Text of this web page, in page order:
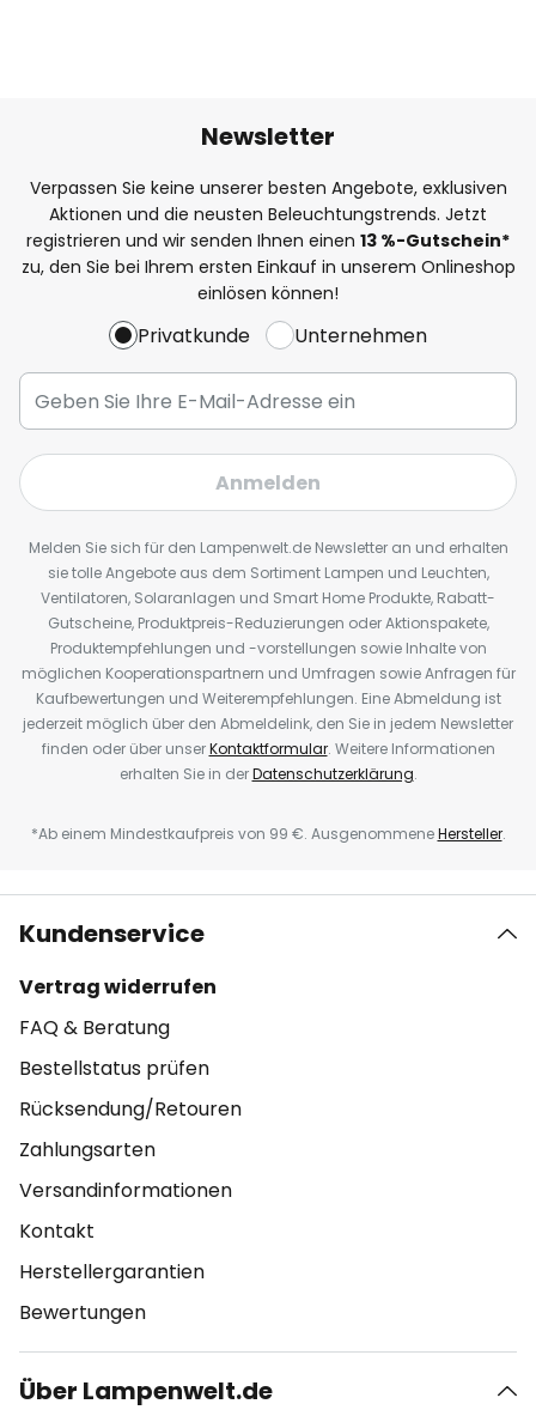
Newsletter
Verpassen Sie keine unserer besten Angebote, exklusiven
Aktionen und die neusten Beleuchtungstrends. Jetzt
registrieren und wir senden Ihnen einen 13 %-Gutschein*
zu, den Sie bei Ihrem ersten Einkauf in unserem Onlineshop
einlösen können!
Privatkunde Unternehmen
Anmelden
Melden Sie sich für den Lampenwelt.de Newsletter an und erhalten
sie tolle Angebote aus dem Sortiment Lampen und Leuchten,
Ventilatoren, Solaranlagen und Smart Home Produkte, Rabatt-
Gutscheine, Produktpreis-Reduzierungen oder Aktionspakete,
Produktempfehlungen und -vorstellungen sowie Inhalte von
möglichen Kooperationspartnern und Umfragen sowie Anfragen für
Kaufbewertungen und Weiterempfehlungen. Eine Abmeldung ist
jederzeit möglich über den Abmeldelink, den Sie in jedem Newsletter
finden oder über unserKontaktformular. Weitere Informationen
erhalten Sie in derDatenschutzerklärung.
*Ab einem Mindestkaufpreis von 99 €. AusgenommeneHersteller.
Kundenservice
Vertrag widerrufen
FAQ & Beratung
Bestellstatus prüfen
Rücksendung/Retouren
Zahlungsarten
Versandinformationen
Kontakt
Herstellergarantien
Bewertungen
Über Lampenwelt.de